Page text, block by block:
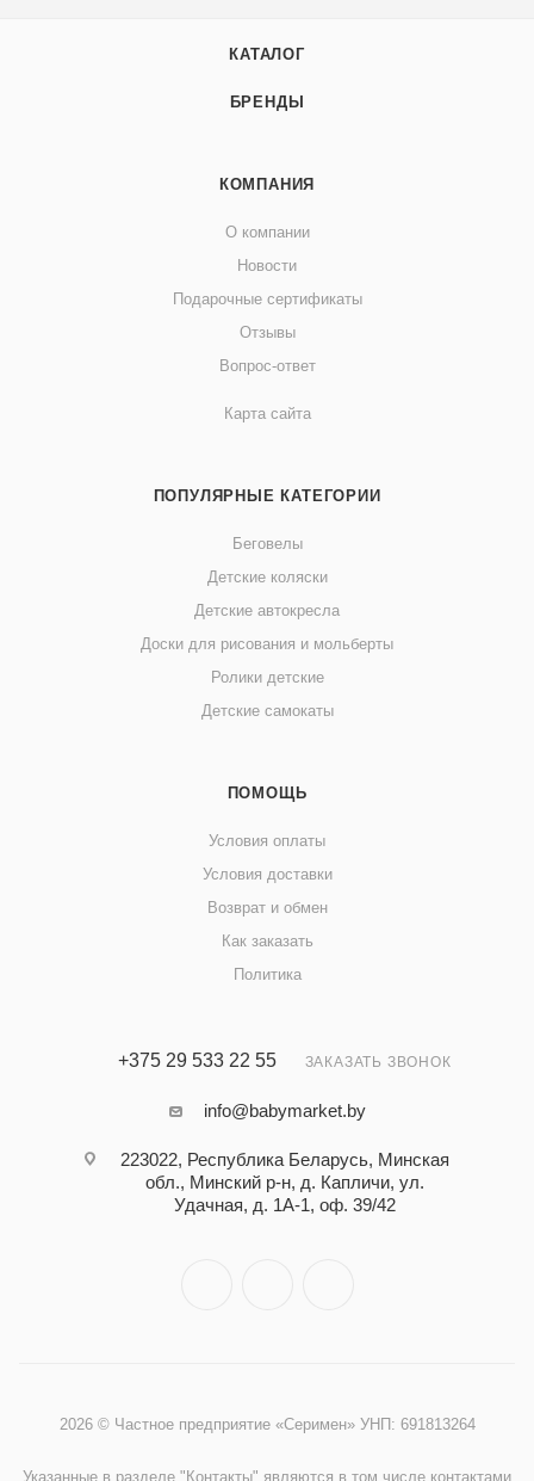
КАТАЛОГ
БРЕНДЫ
КОМПАНИЯ
О компании
Новости
Подарочные сертификаты
Отзывы
Вопрос-ответ
Карта сайта
ПОПУЛЯРНЫЕ КАТЕГОРИИ
Беговелы
Детские коляски
Детские автокресла
Доски для рисования и мольберты
Ролики детские
Детские самокаты
ПОМОЩЬ
Условия оплаты
Условия доставки
Возврат и обмен
Как заказать
Политика
+375 29 533 22 55 ЗАКАЗАТЬ ЗВОНОК
info@babymarket.by
223022, Республика Беларусь, Минская
обл., Минский р-н, д. Капличи, ул.
Удачная, д. 1А-1, оф. 39/42
2026 © Частное предприятие «Серимен» УНП: 691813264
Указанные в разделе "Контакты" являются в том числе контактами